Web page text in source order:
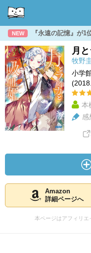
NEW 『永遠の記憶』が1
月
牧野
小学
本
感
Amazon
詳細ページへ
本ページはアフィリエ